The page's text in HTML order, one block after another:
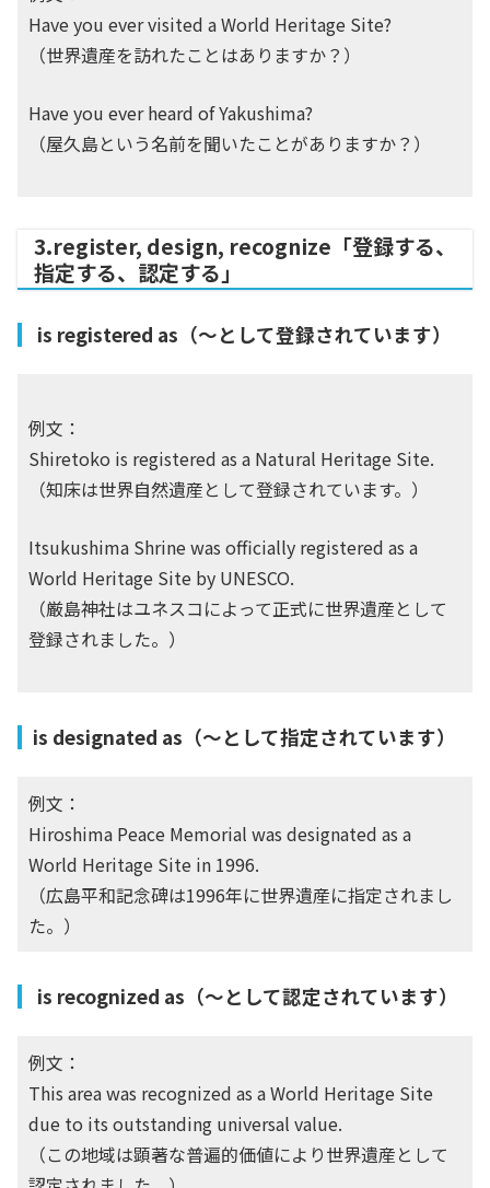
Have you ever visited a World Heritage Site?
（世界遺産を訪れたことはありますか？）
Have you ever heard of Yakushima?
（屋久島という名前を聞いたことがありますか？）
3.register, design, recognize「登録する、
指定する、認定する」
is registered as（〜として登録されています）
例文：
Shiretoko is registered as a Natural Heritage Site.
（知床は世界自然遺産として登録されています。）
Itsukushima Shrine was officially registered as a
World Heritage Site by UNESCO.
（厳島神社はユネスコによって正式に世界遺産として
登録されました。）
is designated as（〜として指定されています）
例文：
Hiroshima Peace Memorial was designated as a
World Heritage Site in 1996.
（広島平和記念碑は1996年に世界遺産に指定されまし
た。）
is recognized as（〜として認定されています）
例文：
This area was recognized as a World Heritage Site
due to its outstanding universal value.
（この地域は顕著な普遍的価値により世界遺産として